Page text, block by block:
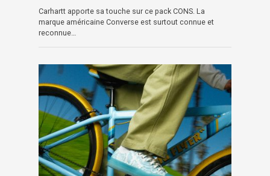
Carhartt apporte sa touche sur ce pack CONS. La
marque américaine Converse est surtout connue et
reconnue…